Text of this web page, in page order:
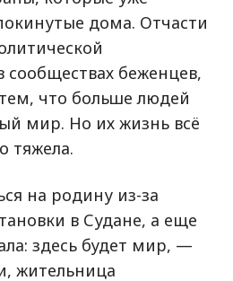
дома. Отчасти
беженцев,
что больше людей
мир. Но их жизнь всё
тяжела.
на родину из-за
в Судане, а еще
здесь будет мир, —
жительница